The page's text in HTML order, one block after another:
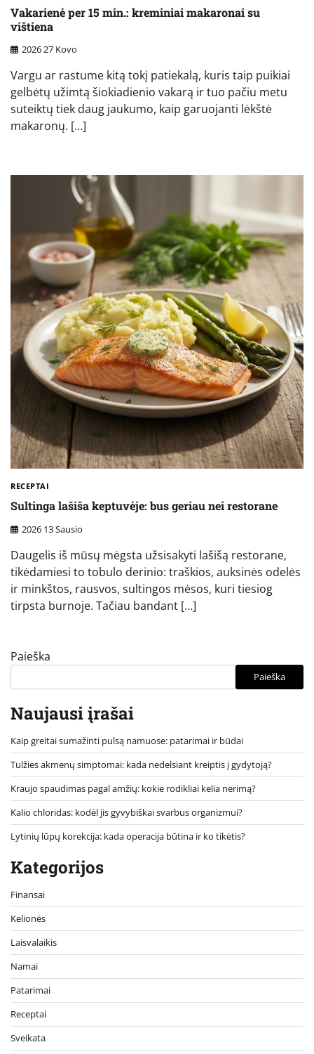
Vakarienė per 15 min.: kreminiai makaronai su
vištiena
2026 27 Kovo
Vargu ar rastume kitą tokį patiekalą, kuris taip puikiai
gelbėtų užimtą šiokiadienio vakarą ir tuo pačiu metu
suteiktų tiek daug jaukumo, kaip garuojanti lėkštė
makaronų. […]
RECEPTAI
Sultinga lašiša keptuvėje: bus geriau nei restorane
2026 13 Sausio
Daugelis iš mūsų mėgsta užsisakyti lašišą restorane,
tikėdamiesi to tobulo derinio: traškios, auksinės odelės
ir minkštos, rausvos, sultingos mėsos, kuri tiesiog
tirpsta burnoje. Tačiau bandant […]
Paieška
Paieška
Naujausi įrašai
Kaip greitai sumažinti pulsą namuose: patarimai ir būdai
Tulžies akmenų simptomai: kada nedelsiant kreiptis į gydytoją?
Kraujo spaudimas pagal amžių: kokie rodikliai kelia nerimą?
Kalio chloridas: kodėl jis gyvybiškai svarbus organizmui?
Lytinių lūpų korekcija: kada operacija būtina ir ko tikėtis?
Kategorijos
Finansai
Kelionės
Laisvalaikis
Namai
Patarimai
Receptai
Sveikata